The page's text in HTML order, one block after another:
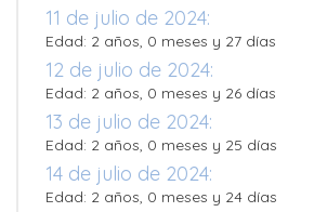
11 de julio de 2024:
Edad: 2 años, 0 meses y 27 días
12 de julio de 2024:
Edad: 2 años, 0 meses y 26 días
13 de julio de 2024:
Edad: 2 años, 0 meses y 25 días
14 de julio de 2024:
Edad: 2 años, 0 meses y 24 días